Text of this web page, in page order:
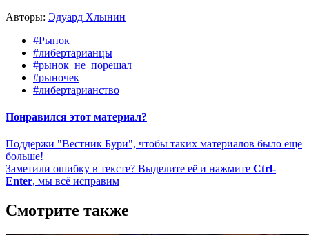
Авторы: Эдуард Хлынин
#Рынок
#либертарианцы
#рынок_не_порешал
#рыночек
#либертарианство
Понравился этот материал?
Поддержи "Вестник Бури", чтобы таких материалов было еще
больше!
Заметили ошибку в тексте? Выделите её и нажмите Ctrl-
Enter, мы всё исправим
Смотрите также